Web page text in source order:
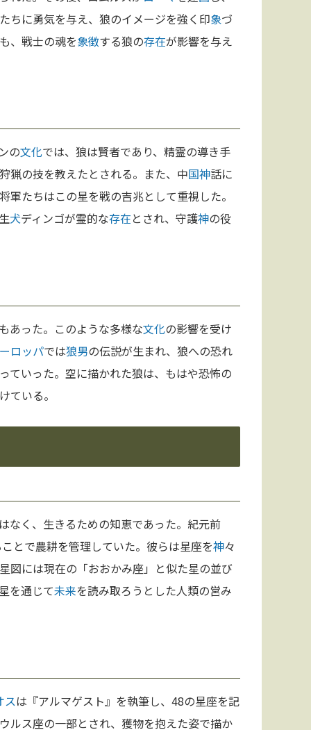
ちに勇気を与え、狼のイメージを強く印象づ
、戦士の魂を象徴する狼の存在が影響を与え
の文化では、狼は賢者であり、精霊の導き手
猟の技を教えたとされる。また、中国神話に
軍たちはこの星を戦の吉兆として重視した。
犬ディンゴが霊的な存在とされ、守護神の役
あった。このような多様な文化の影響を受け
ロッパでは狼男の伝説が生まれ、狼への恐れ
ていった。空に描かれた狼は、もはや恐怖の
ている。
なく、生きるための知恵であった。紀元前
とで農耕を管理していた。彼らは星座を神々
図には現在の「おおかみ座」と似た星の並び
を通じて未来を読み取ろうとした人類の営み
スは『アルマゲスト』を執筆し、48の星座を記
ルス座の一部とされ、獲物を抱えた姿で描か